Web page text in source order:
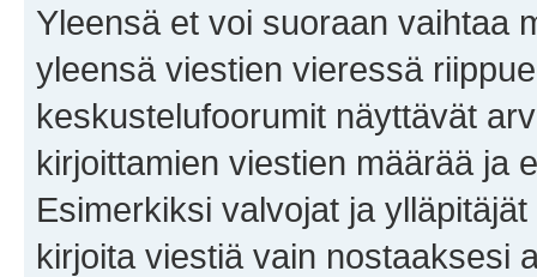
Yleensä et voi suoraan vaihtaa
yleensä viestien vieressä
keskustelufoorumit näyttävät
kirjoittamien viestien määrää ja
Esimerkiksi valvojat ja
kirjoita viestiä vain nostaaksesi